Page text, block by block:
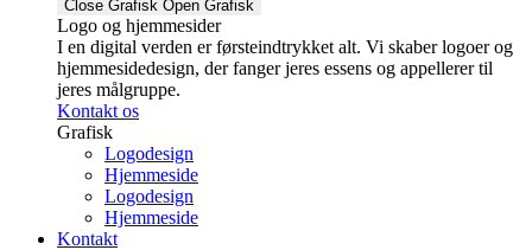
Close Grafisk Open Grafisk
Logo og hjemmesider
I en digital verden er førsteindtrykket alt. Vi skaber logoer og
hjemmesidedesign, der fanger jeres essens og appellerer til
jeres målgruppe.
Kontakt os
Grafisk
Logodesign
Hjemmeside
Logodesign
Hjemmeside
Kontakt